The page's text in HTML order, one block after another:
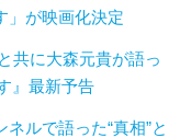
」が映画化決定
共に大森元貴が語っ
』最新予告
ルで語った“真相”と